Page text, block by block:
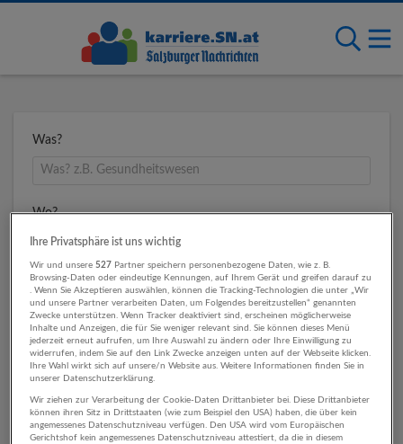
Was?
Wo?
Umkreis
Ihre Privatsphäre ist uns wichtig
Wir und unsere 527 Partner speichern personenbezogene Daten, wie z. B.
Browsing-Daten oder eindeutige Kennungen, auf Ihrem Gerät und greifen darauf zu
. Wenn Sie Akzeptieren auswählen, können die Tracking-Technologien die unter „Wir
und unsere Partner verarbeiten Daten, um Folgendes bereitzustellen“ genannten
Zwecke unterstützen. Wenn Tracker deaktiviert sind, erscheinen möglicherweise
Inhalte und Anzeigen, die für Sie weniger relevant sind. Sie können dieses Menü
jederzeit erneut aufrufen, um Ihre Auswahl zu ändern oder Ihre Einwilligung zu
widerrufen, indem Sie auf den Link Zwecke anzeigen unten auf der Webseite klicken.
Ihre Wahl wirkt sich auf unsere/n Website aus. Weitere Informationen finden Sie in
unserer Datenschutzerklärung.
Wir ziehen zur Verarbeitung der Cookie-Daten Drittanbieter bei. Diese Drittanbieter
können ihren Sitz in Drittstaaten (wie zum Beispiel den USA) haben, die über kein
angemessenes Datenschutzniveau verfügen. Den USA wird vom Europäischen
Gerichtshof kein angemessenes Datenschutzniveau attestiert, da die in diesem